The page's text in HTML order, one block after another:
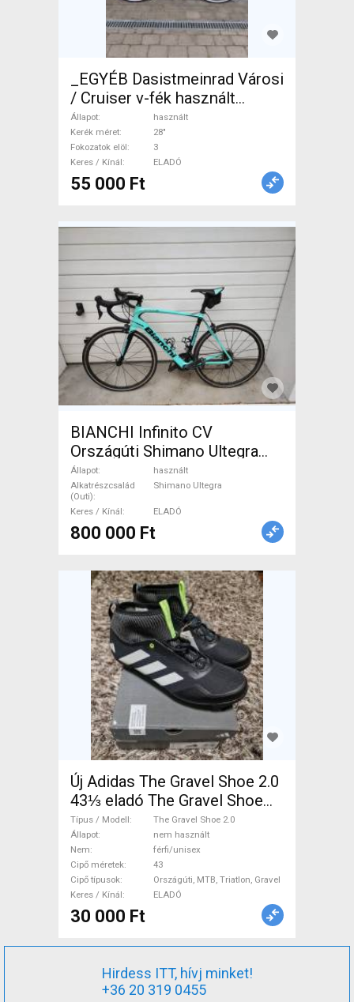
_EGYÉB Dasistmeinrad Városi
/ Cruiser v-fék használt
ELADÓ
Állapot
használt
Kerék méret
28"
Fokozatok elöl
3
Keres / Kínál
ELADÓ
55 000 Ft
BIANCHI Infinito CV
Országúti Shimano Ultegra
használt ELADÓ
Állapot
használt
Alkatrészcsalád
(Outi)
Shimano Ultegra
Keres / Kínál ELADÓ
800 000 Ft
Új Adidas The Gravel Shoe 2.0
43⅓ eladó The Gravel Shoe
2.0 Cipő / Zokni / Kamásli 43
Országúti, MTB, Triatlon,
Gravel nem használt
férfi/unisex ELADÓ
Típus / Modell
The Gravel Shoe 2.0
Állapot
nem használt
Nem
férfi/unisex
Cipő méretek
43
Cipő típusok
Országúti, MTB, Triatlon, Gravel
Keres / Kínál
ELADÓ
30 000 Ft
Hirdess ITT, hívj minket!
+36 20 319 0455